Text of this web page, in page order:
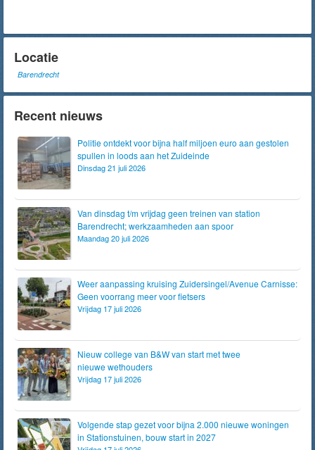
Locatie
Barendrecht
Recent nieuws
Politie ontdekt voor bijna half miljoen euro aan gestolen
spullen in loods aan het Zuideinde
Dinsdag 21 juli 2026
Van dinsdag t/m vrijdag geen treinen van station
Barendrecht; werkzaamheden aan spoor
Maandag 20 juli 2026
Weer aanpassing kruising Zuidersingel/Avenue Carnisse:
Geen voorrang meer voor fietsers
Vrijdag 17 juli 2026
Nieuw college van B&W van start met twee
nieuwe wethouders
Vrijdag 17 juli 2026
Volgende stap gezet voor bijna 2.000 nieuwe woningen
in Stationstuinen, bouw start in 2027